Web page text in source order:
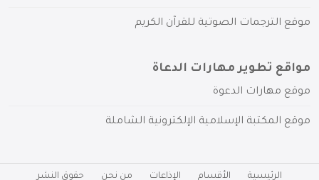
موقع الترجمات الصوتية للقرآن الكريم
مواقع تطوير مهارات الدعاة
موقع مهارات الدعوة
موقع المكتبة الإسلامية الإلكترونية الشاملة
الرئيسية الأقسام الإذاعات من نحن حقوق النشر